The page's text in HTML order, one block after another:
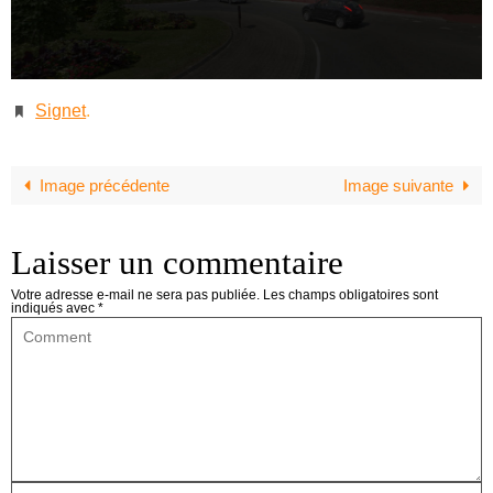
Signet.
Image précédente Image suivante
Laisser un commentaire
Votre adresse e-mail ne sera pas publiée. Les champs obligatoires sont
indiqués avec *